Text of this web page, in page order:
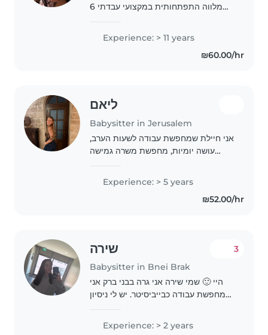
מלווה התפתחותית במקצועי עבדתי 6
לאימוץ כמטפלת ומנהלת משמרת .
טיפלתי בתינוקות אצל משפחות באופן
Experience: > 11 years
₪60.00/hr
ליאם
Babysitter in Jerusalem
אני חיילת שמחפשת עבודה לשעות הערב,
עושה יומיות, מחפשת משרה גמישה
Experience: > 5 years
₪52.00/hr
שירה
Babysitter in Bnei Brak
3
היי 🙂 שמי שירה אני גרה בבני ברק אני
מחפשת עבודה כבייביסיטר. יש לי ניסיון
ילדים ויש לי סבלנות אשמח לשמור על
הילדים שלכם בבוקר / בצהריים תסמכו
Experience: > 2 years